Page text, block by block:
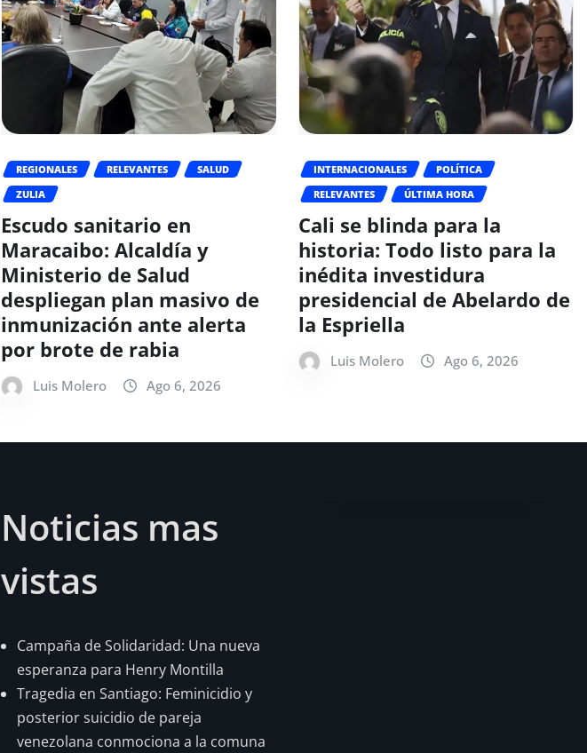
REGIONALES RELEVANTES
SALUD
ZULIA
Escudo sanitario en
Maracaibo: Alcaldía y
Ministerio de Salud
despliegan plan masivo de
inmunización ante alerta
por brote de rabia
Luis Molero Ago 6, 2026
INTERNACIONALES
POLÍTICA
RELEVANTES
ÚLTIMA HORA
Cali se blinda para la
historia: Todo listo para la
inédita investidura
presidencial de Abelardo de
la Espriella
Luis Molero Ago 6, 2026
Noticias mas
vistas
Campaña de Solidaridad: Una nueva
esperanza para Henry Montilla
Tragedia en Santiago: Feminicidio y
posterior suicidio de pareja
venezolana conmociona a la comuna